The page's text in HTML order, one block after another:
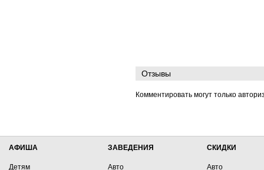
Отзывы
Комментировать могут только
АФИША
Детям
ЗАВЕДЕНИЯ
Авто
СКИДКИ
Авто